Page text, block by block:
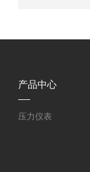
产品中心
压力仪表